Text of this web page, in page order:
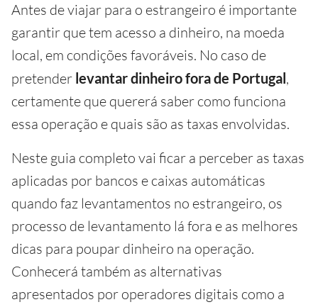
Antes de viajar para o estrangeiro é importante
garantir que tem acesso a dinheiro, na moeda
local, em condições favoráveis. No caso de
pretender levantar dinheiro fora de Portugal,
certamente que quererá saber como funciona
essa operação e quais são as taxas envolvidas.
Neste guia completo vai ficar a perceber as taxas
aplicadas por bancos e caixas automáticas
quando faz levantamentos no estrangeiro, os
processo de levantamento lá fora e as melhores
dicas para poupar dinheiro na operação.
Conhecerá também as alternativas
apresentados por operadores digitais como a